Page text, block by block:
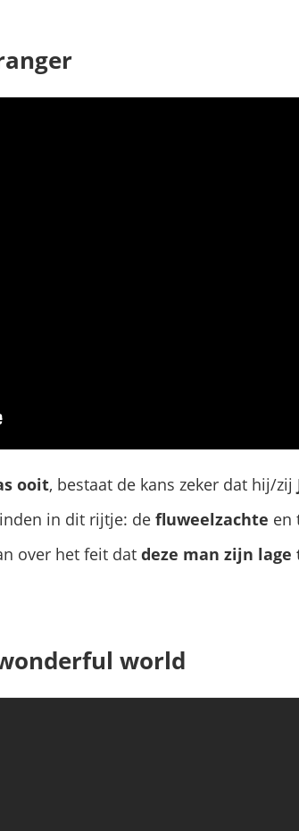
ooit, bestaat de kans zeker dat hij/zij
in dit rijtje: de fluweelzachte en
over het feit dat deze man zijn
world